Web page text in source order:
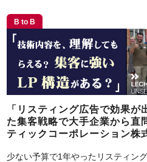
B to B
「リスティング広告で効果
た集客戦略で大手企業から直
ティックコーポレーション株
少ない予算で1年やったリスティン